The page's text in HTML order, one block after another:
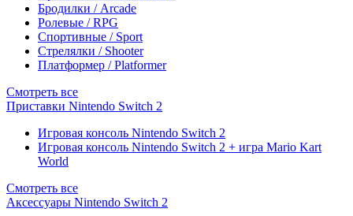
Бродилки / Arcade
Ролевые / RPG
Спортивные / Sport
Стрелялки / Shooter
Платформер / Platformer
Смотреть все
Приставки Nintendo Switch 2
Игровая консоль Nintendo Switch 2
Игровая консоль Nintendo Switch 2 + игра Mario Kart
World
Смотреть все
Аксессуары Nintendo Switch 2